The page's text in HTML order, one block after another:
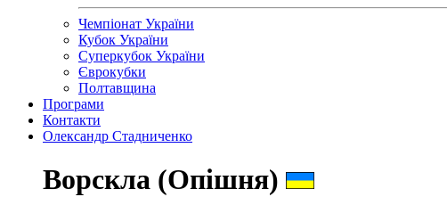
Чемпіонат України
Кубок України
Суперкубок України
Єврокубки
Полтавщина
Програми
Контакти
Олександр Стадниченко
Ворскла (Опішня)